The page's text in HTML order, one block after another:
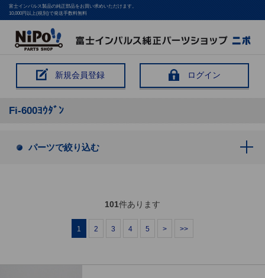
富士インパルス製品の純正部品をお買い求めいただけます。
10,000円以上(税別)で発送手数料無料
新規会員登録 ログイン
Fi-600ﾖｳﾀﾞﾝ
パーツで絞り込む
101件あります
1 2 3 4 5 > >>